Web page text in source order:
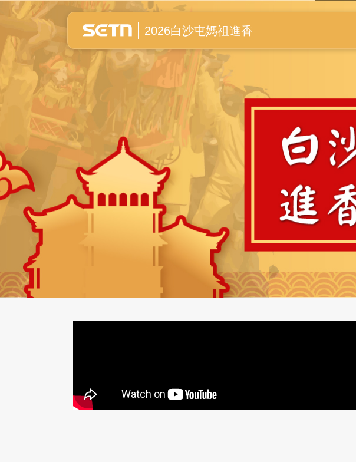
白沙屯媽祖進香全紀錄
2026白沙屯媽祖進香